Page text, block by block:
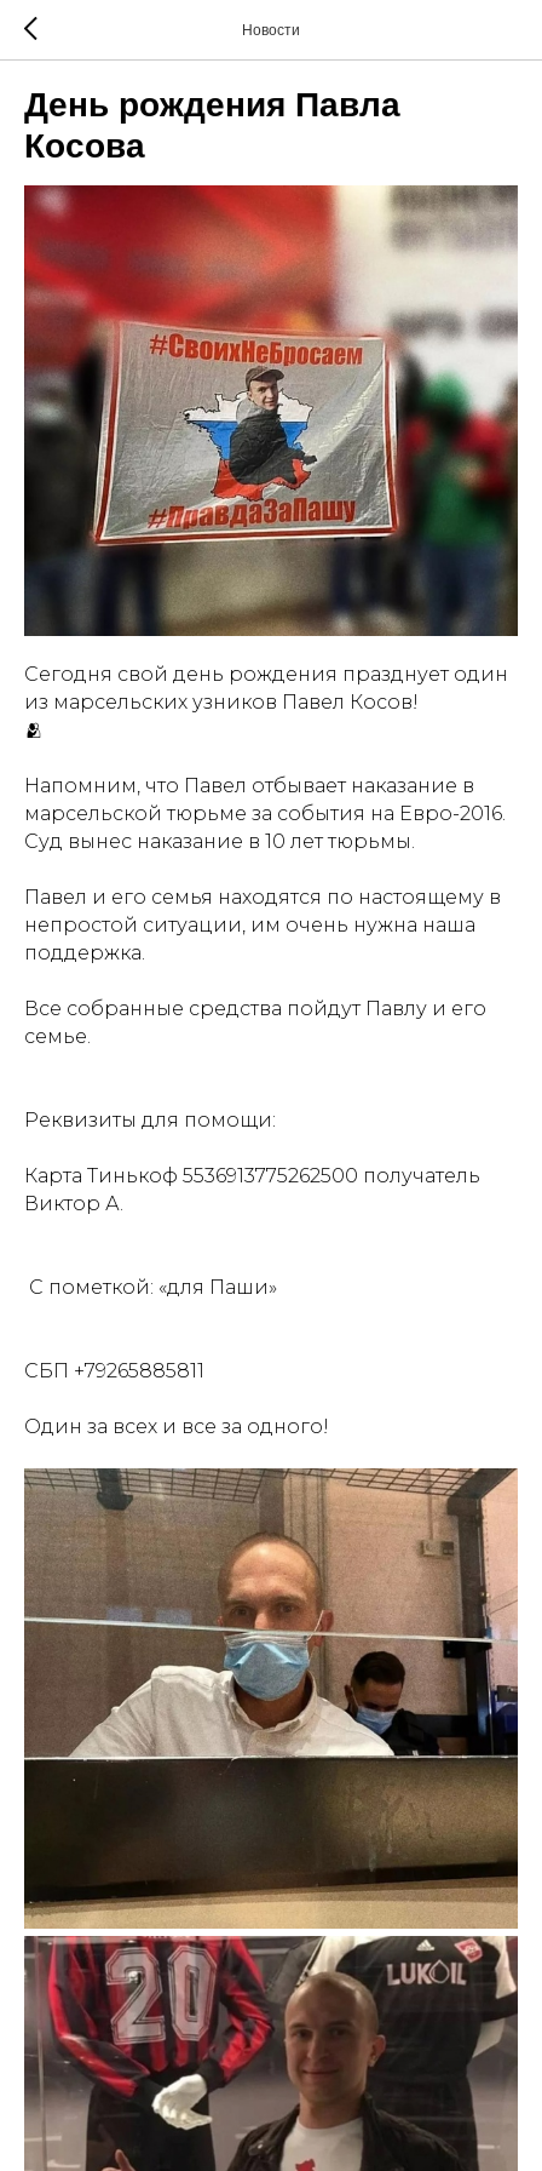
Новости
День рождения Павла
Косова
Сегодня свой день рождения празднует один
из марсельских узников Павел Косов!
🫂
Напомним, что Павел отбывает наказание в
марсельской тюрьме за события на Евро-2016.
Суд вынес наказание в 10 лет тюрьмы.
Павел и его семья находятся по настоящему в
непростой ситуации, им очень нужна наша
поддержка.
Все собранные средства пойдут Павлу и его
семье.
Реквизиты для помощи:
Карта Тинькоф 5536913775262500 получатель
Виктор А.
С пометкой: «для Паши»
СБП +79265885811
Один за всех и все за одного!